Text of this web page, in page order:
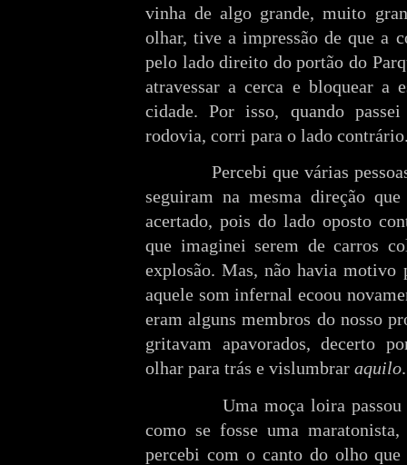
vinha de algo grande, muito
olhar, tive a impressão de que a
pelo lado direito do portão do
atravessar a cerca e bloquear a
cidade. Por isso, quando
rodovia, corri para o lado
Percebi que várias pessoas
seguiram na mesma direção
acertado, pois do lado oposto
que imaginei serem de carros
explosão. Mas, não havia
aquele som infernal ecoou
eram alguns membros do nosso
gritavam apavorados, decerto
olhar para trás e vislumbrar aquilo.
Uma moça loira passou
como se fosse uma maratonista,
percebi com o canto do olho